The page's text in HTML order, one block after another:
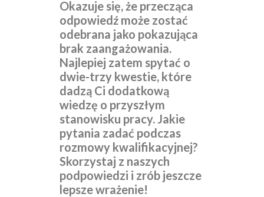
Okazuje się, że przecząca
odpowiedź może zostać
odebrana jako pokazująca
brak zaangażowania.
Najlepiej zatem spytać o
dwie-trzy kwestie, które
dadzą Ci dodatkową
wiedzę o przyszłym
stanowisku pracy. Jakie
pytania zadać podczas
rozmowy kwalifikacyjnej?
Skorzystaj z naszych
podpowiedzi i zrób jeszcze
lepsze wrażenie!